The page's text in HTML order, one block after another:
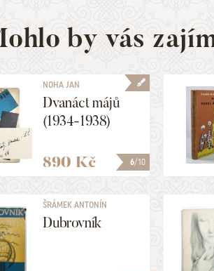
by vás
6/10
NOHA JAN
Dvanáct májů
(1934-1938)
890 Kč
ŠRÁMEK ANTONÍN
Dubrovník